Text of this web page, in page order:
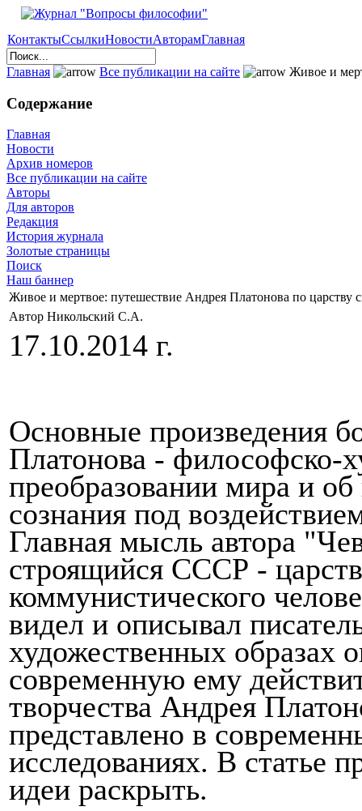
КонтактыСсылкиНовостиАвторамГлавная
Главная Все публикации на сайте Живое и
Содержание
Главная
Новости
Архив номеров
Все публикации на сайте
Авторы
Для авторов
Редакция
История журнала
Золотые страницы
Поиск
Наш баннер
Живое и мертвое: путешествие Андрея Платонова по царству
Автор Никольский С.А.
17.10.2014 г.
Основные произведения
Платонова - философско-
преобразовании мира и об
сознания под
Главная мысль автора
строящийся СССР -
коммунистического
видел и описывал
художественных образах
современную ему
творчества Андрея
представлено в
исследованиях. В статье
идеи раскрыть.